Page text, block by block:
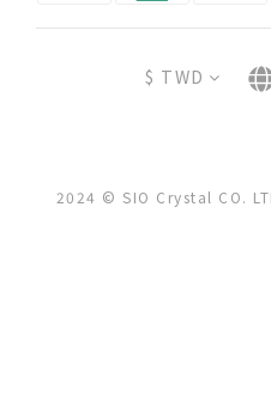
$ TWD
2024 © SIO Crystal CO.